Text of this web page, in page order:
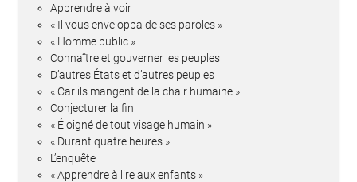
Apprendre à voir
« Il vous enveloppa de ses paroles »
« Homme public »
Connaître et gouverner les peuples
D’autres États et d’autres peuples
« Car ils mangent de la chair humaine »
Conjecturer la fin
« Éloigné de tout visage humain »
« Durant quatre heures »
L’enquête
« Apprendre à lire aux enfants »